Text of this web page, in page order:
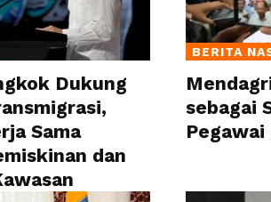
Dukung
Sama
dan
BERITA
sebagai
Pegawai